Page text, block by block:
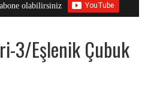
olabilirsiniz
3/Eşlenik Çubuk